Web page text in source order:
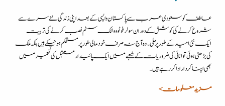
عاطف کو سعودی عرب سے پاکستان واپسی کے بعد اپنی زندگی نئے سرے سے
شروع کرنے کی کوشش کے دوران سولر فوٹو وولٹک سسٹم نصب کرنے کی تربیت
ایک نئی امید کے طور پرملی۔ وہ آج نہ صرف خود مالی طور پر مستحکم ہو چکے ہیں بلکہ ملک
کی بڑھتی ہوئی توانائی کی ضروریات کے شعبے میں ایک پائیدار مستقبل کی تعمیر میں
بھی اپنا کردار ادا کر رہے ہیں۔
مزید معلومات >